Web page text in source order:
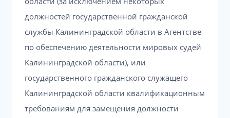
должностей государственной гражданской
службы Калининградской области в Агентстве
по обеспечению деятельности мировых судей
Калининградской области), или
государственного гражданского служащего
Калининградской области квалификационным
требованиям для замещения должности